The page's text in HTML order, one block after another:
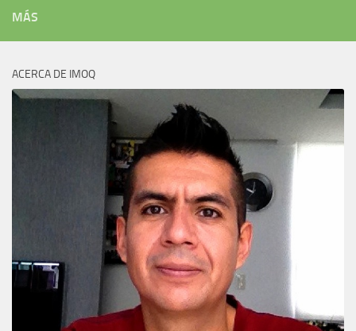
MÁS
ACERCA DE IMOQ